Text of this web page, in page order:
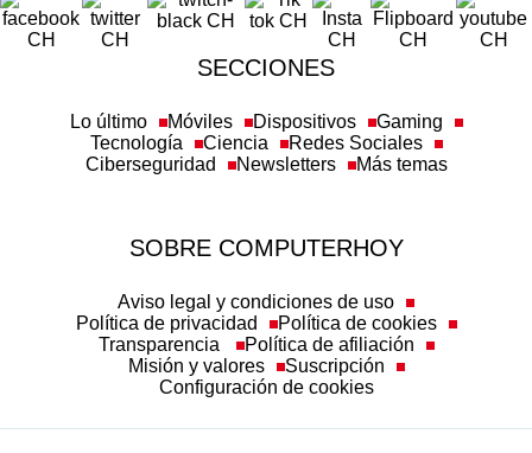
SECCIONES
Lo último Móviles Dispositivos
Gaming
Tecnología
Ciencia
Redes Sociales
Ciberseguridad
Newsletters Más temas
SOBRE COMPUTERHOY
Aviso legal y condiciones de uso
Política de privacidad
Política de cookies
Transparencia
Política de afiliación
Misión y valores
Suscripción
Configuración de cookies